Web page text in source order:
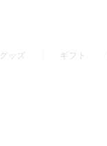
グッズ ギフト